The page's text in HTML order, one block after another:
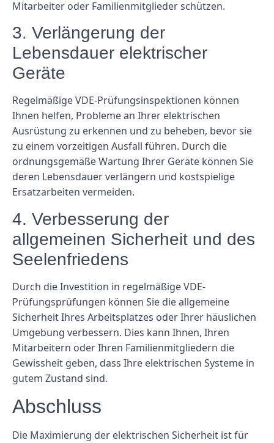
Mitarbeiter oder Familienmitglieder schützen.
3. Verlängerung der
Lebensdauer elektrischer
Geräte
Regelmäßige VDE-Prüfungsinspektionen können
Ihnen helfen, Probleme an Ihrer elektrischen
Ausrüstung zu erkennen und zu beheben, bevor sie
zu einem vorzeitigen Ausfall führen. Durch die
ordnungsgemäße Wartung Ihrer Geräte können Sie
deren Lebensdauer verlängern und kostspielige
Ersatzarbeiten vermeiden.
4. Verbesserung der
allgemeinen Sicherheit und des
Seelenfriedens
Durch die Investition in regelmäßige VDE-
Prüfungsprüfungen können Sie die allgemeine
Sicherheit Ihres Arbeitsplatzes oder Ihrer häuslichen
Umgebung verbessern. Dies kann Ihnen, Ihren
Mitarbeitern oder Ihren Familienmitgliedern die
Gewissheit geben, dass Ihre elektrischen Systeme in
gutem Zustand sind.
Abschluss
Die Maximierung der elektrischen Sicherheit ist für